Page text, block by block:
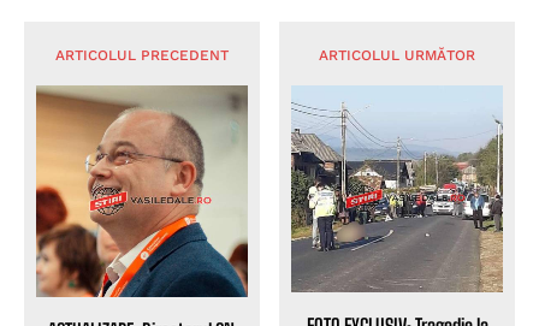
ARTICOLUL PRECEDENT ARTICOLUL URMĂTOR